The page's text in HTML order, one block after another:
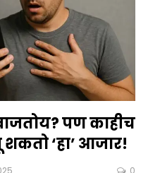
पण काहीच
‘हा’ आजार!